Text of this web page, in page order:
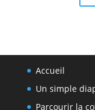
Accueil
Un simple
Parcourir la